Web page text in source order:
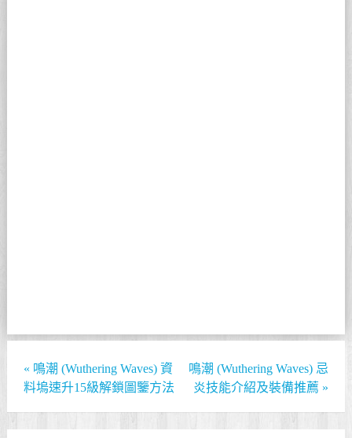
« 鳴潮 (Wuthering Waves) 資
料塢速升15級解鎖圖鑒方法
鳴潮 (Wuthering Waves) 忌
炎技能介紹及裝備推薦 »